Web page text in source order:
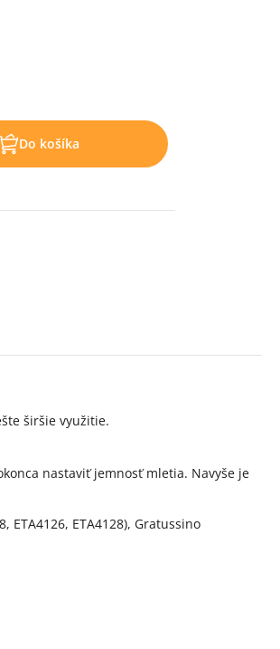
Do košíka
širšie využitie.
nastaviť jemnosť mletia. Navyše je
ETA4126, ETA4128), Gratussino